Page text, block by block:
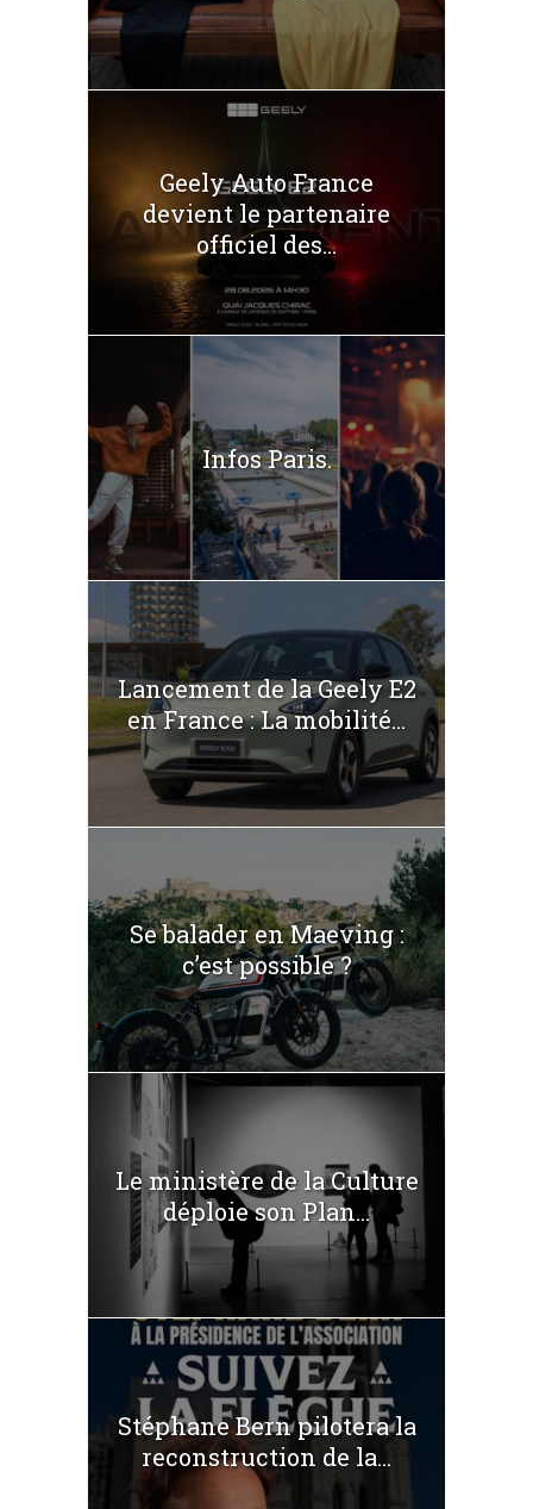
Geely Auto France
devient le partenaire
officiel des...
Infos Paris.
Lancement de la Geely E2
en France : La mobilité...
Se balader en Maeving :
c’est possible ?
Le ministère de la Culture
déploie son Plan...
Stéphane Bern pilotera la
reconstruction de la...